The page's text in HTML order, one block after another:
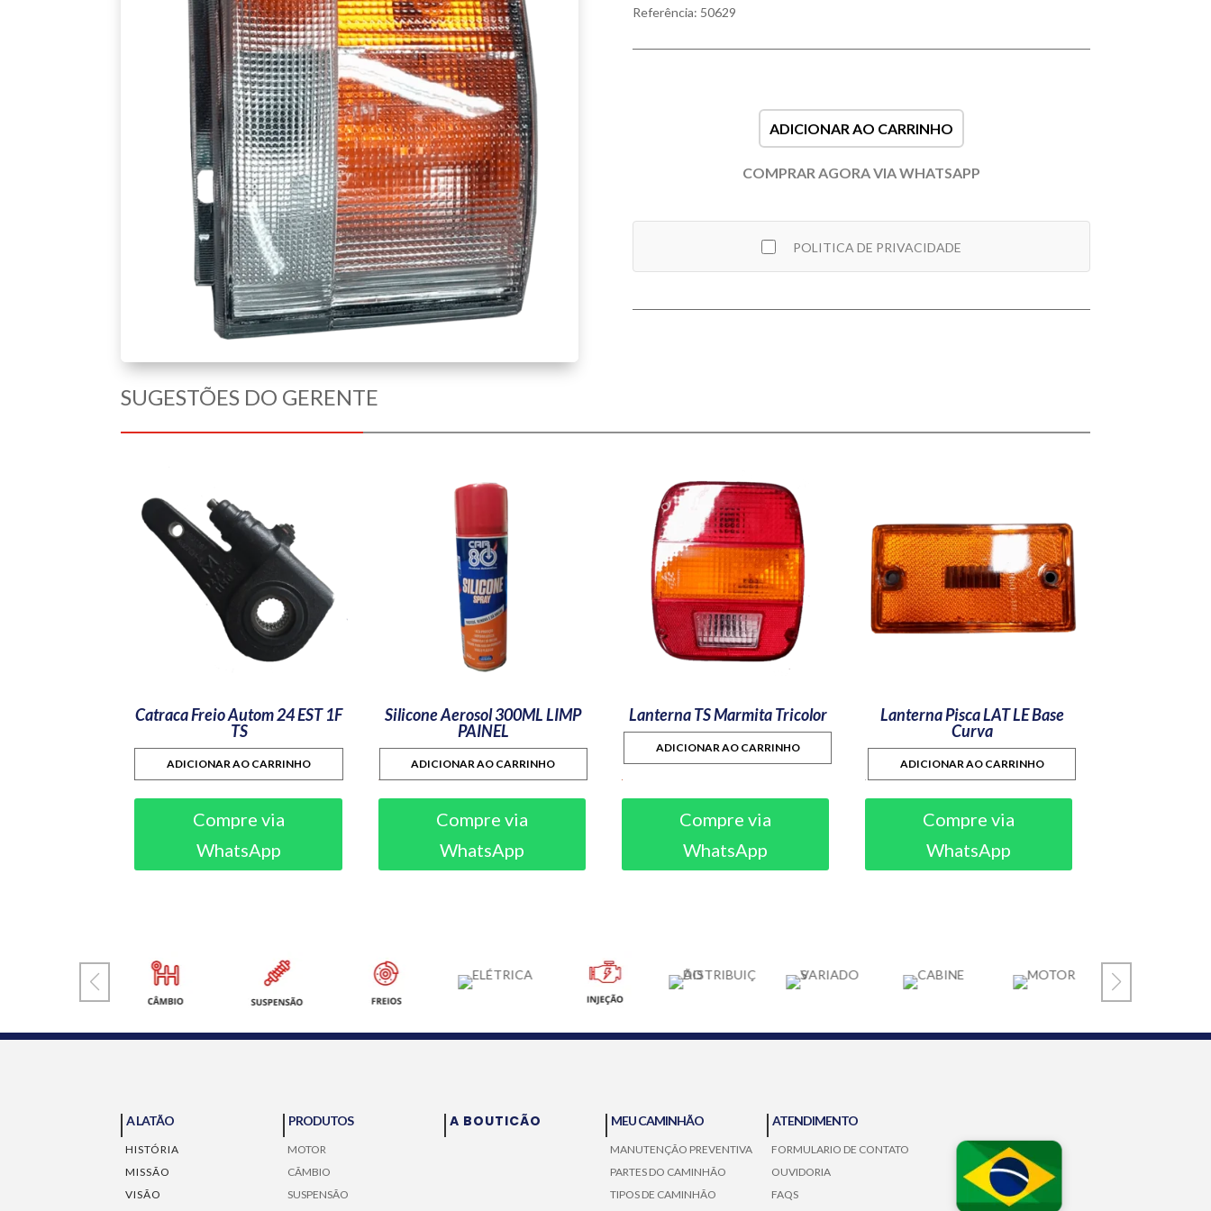
Referência: 50629
ADICIONAR AO CARRINHO
COMPRAR AGORA VIA WHATSAPP
POLITICA DE PRIVACIDADE
SUGESTÕES DO GERENTE
Catraca Freio Autom 24 EST 1F
TS
ADICIONAR AO CARRINHO
Silicone Aerosol 300ML LIMP
PAINEL
ADICIONAR AO CARRINHO
Lanterna TS Marmita Tricolor
ADICIONAR AO CARRINHO
Lanterna Pisca LAT LE Base
Curva
ADICIONAR AO CARRINHO
Compre via
WhatsApp
Compre via
WhatsApp
Compre via
WhatsApp
Compre via
WhatsApp
A LATÃO
HISTÓRIA
MISSÃO
VISÃO
PRODUTOS
MOTOR
CÃMBIO
SUSPENSÃO
A BOUTICÃO MEU CAMINHÃO
MANUTENÇÃO PREVENTIVA
PARTES DO CAMINHÃO
TIPOS DE CAMINHÃO
ATENDIMENTO
FORMULARIO DE CONTATO
OUVIDORIA
FAQS